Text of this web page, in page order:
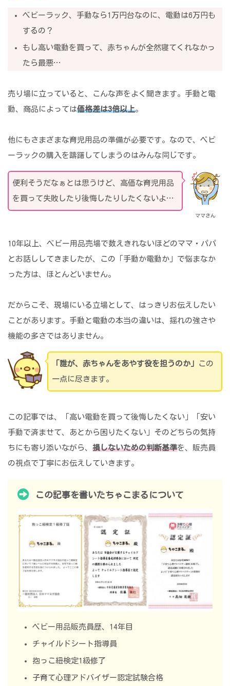
ベビーラック、手動なら1万円台なのに、電動は6万円も
するの？
もし高い電動を買って、赤ちゃんが全然寝てくれなかっ
たら最悪…
売り場に立っていると、こんな声をよく聞きます。手動と電
動、商品によっては価格差は3倍以上。
他にもさまざまな育児用品の準備が必要です。なので、ベビ
ーラックの購入を躊躇してしまうのはみんな同じです。
ママさん
便利そうだなぁとは思うけど、高価な育児用品
を買って失敗したり後悔したりしたくないよ…
10年以上、ベビー用品売場で数えきれないほどのママ・パパ
とお話ししてきましたが、この「手動か電動か」で悩まなか
った方は、ほとんどいません。
だからこそ、現場にいる立場として、はっきりお伝えしたい
ことがあります。手動と電動の本当の違いは、揺れの強さや
機能の多さではありません。
「誰が、赤ちゃんをあやす役を担うのか」
この
一点に尽きます。
この記事では、「高い電動を買って後悔したくない」「安い
手動で済ませて、あとから困りたくない」そのどちらの気持
ちにも寄り添いながら、 損しないための判断基準を、販売員
の視点で丁寧にお伝えしていきます。
この記事を書いたちゃこまるについて
ベビー用品販売員歴、14年目
チャイルドシート指導員
抱っこ紐検定1級修了
子育て心理アドバイザー認定試験合格